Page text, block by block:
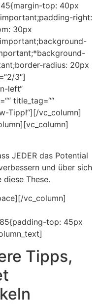
top: 40px
right:
30px
radius: 20px
3″]
left“
title_tag=““
Tipp!“][/vc_column]
JEDER das Potential
und über sich
diese These.
vc_column]
top: 45px
Tipps,